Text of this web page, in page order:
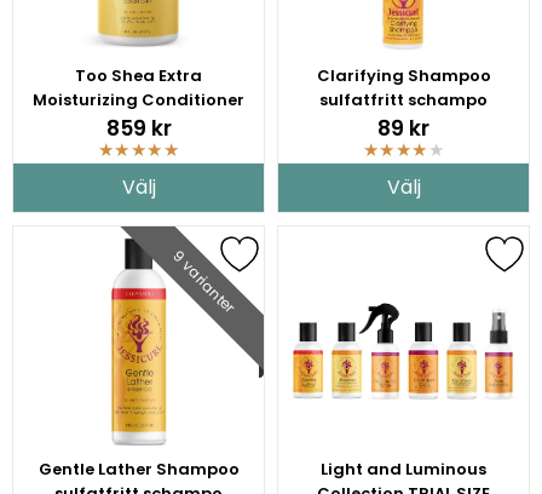
Too Shea Extra
Moisturizing Conditioner
★★★★★
859 kr
Välj
Clarifying Shampoo
sulfatfritt schampo
★★★★★
89 kr
Välj
9 varianter
Gentle Lather Shampoo
Light and Luminous